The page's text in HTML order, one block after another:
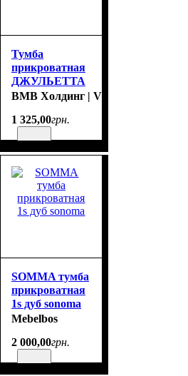
Holding
Тумба
прикроватная
ДЖУЛЬЕТТА
ВМВ 2S
ВМВ Холдинг | VMV Holding
1 325,00грн.
SOMMA тумба
прикроватная
1s дуб sonoma
Mebelbos
2 000,00грн.